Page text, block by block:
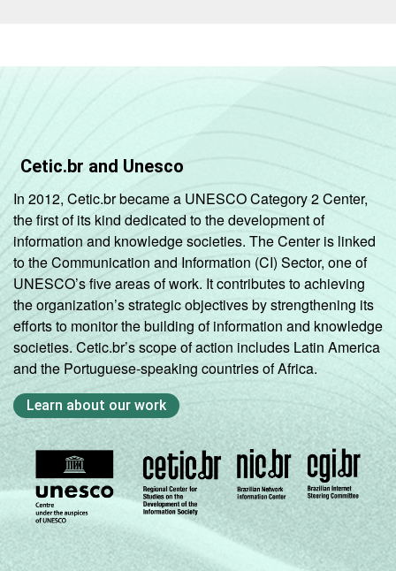
FAMILIAR
SM até 2 SM
77
Mais de 2
SM até 3 SM
74
Mais de 3
SM
74
CLASSE
SOCIAL
AB 74
DE 79
Fonte: CGI.br/NIC.br, Centro Regional de
Estudos para o Desenvolvimento da
Sociedade da Informação (Cetic.br),
Cetic.br and Unesco
In 2012, Cetic.br became a UNESCO Category 2 Center,
the first of its kind dedicated to the development of
information and knowledge societies. The Center is linked
to the Communication and Information (CI) Sector, one of
UNESCO’s five areas of work. It contributes to achieving
the organization’s strategic objectives by strengthening its
efforts to monitor the building of information and knowledge
societies. Cetic.br’s scope of action includes Latin America
and the Portuguese-speaking countries of Africa.
Learn about our work